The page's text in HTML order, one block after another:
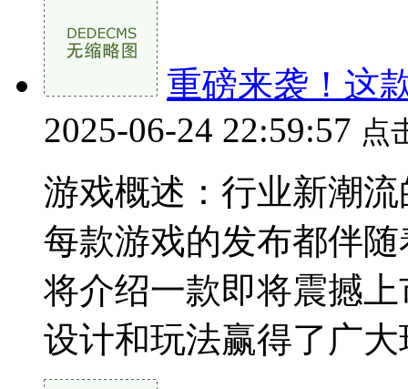
重磅来袭！这
2025-06-24 22:59:57 点
游戏概述：行业新潮
每款游戏的发布都伴
将介绍一款即将震撼
设计和玩法赢得了广大